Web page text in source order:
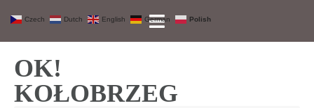
OK!
KOŁOBRZEG
Czech Dutch English German Polish